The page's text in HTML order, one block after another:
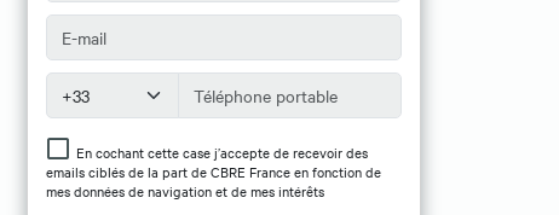
En cochant cette case j’accepte de recevoir des
emails ciblés de la part de CBRE France en fonction de
mes données de navigation et de mes intérêts